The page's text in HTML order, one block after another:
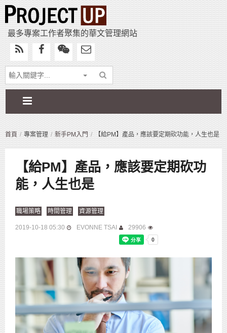
最多專案工作者聚集的華文管理網站
首頁 專案管理 新手PM入門 【給PM】產品，應該要定期砍功能，人生也是
【給PM】產品，應該要定期砍功
能，人生也是
職場策略 時間管理 資源管理
2019-10-18 05:30 EVONNE TSAI 29906